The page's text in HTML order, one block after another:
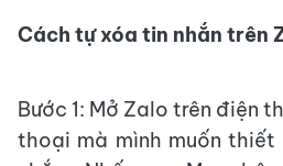
Cách tự xóa tin nhắn trên
Bước 1: Mở Zalo trên điện
thoại mà mình muốn